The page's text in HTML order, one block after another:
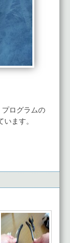
ログラムの
ます。